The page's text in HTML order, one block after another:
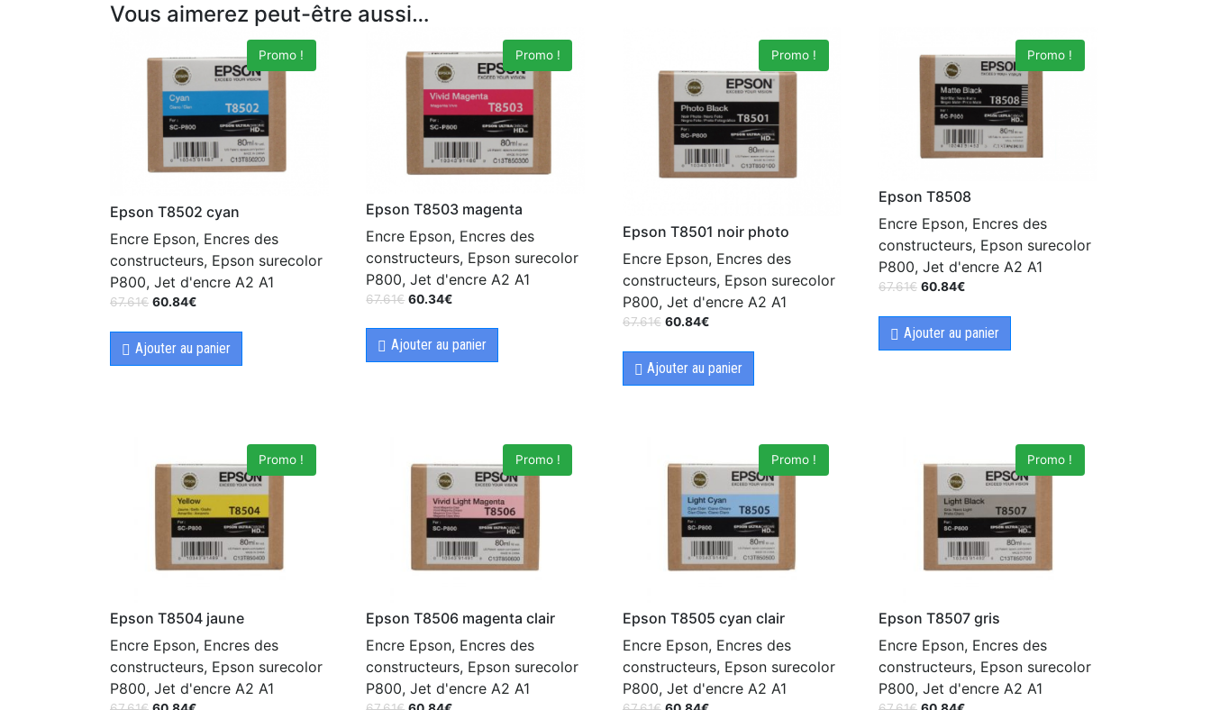
Vous aimerez peut-être aussi…
Promo !
Epson T8502 cyan
Encre Epson, Encres des
constructeurs, Epson surecolor
P800, Jet d'encre A2 A1
67.61€ 60.84€
Ajouter au panier
Promo !
Epson T8503 magenta
Encre Epson, Encres des
constructeurs, Epson surecolor
P800, Jet d'encre A2 A1
67.61€ 60.34€
Ajouter au panier
Promo !
Epson T8501 noir photo
Encre Epson, Encres des
constructeurs, Epson surecolor
P800, Jet d'encre A2 A1
67.61€ 60.84€
Ajouter au panier
Promo !
Epson T8508
Encre Epson, Encres des
constructeurs, Epson surecolor
P800, Jet d'encre A2 A1
67.61€ 60.84€
Ajouter au panier
Promo !
Epson T8504 jaune
Encre Epson, Encres des
constructeurs, Epson surecolor
P800, Jet d'encre A2 A1
Promo !
Epson T8506 magenta clair
Encre Epson, Encres des
constructeurs, Epson surecolor
P800, Jet d'encre A2 A1
Promo !
Epson T8505 cyan clair
Encre Epson, Encres des
constructeurs, Epson surecolor
P800, Jet d'encre A2 A1
Promo !
Epson T8507 gris
Encre Epson, Encres des
constructeurs, Epson surecolor
P800, Jet d'encre A2 A1